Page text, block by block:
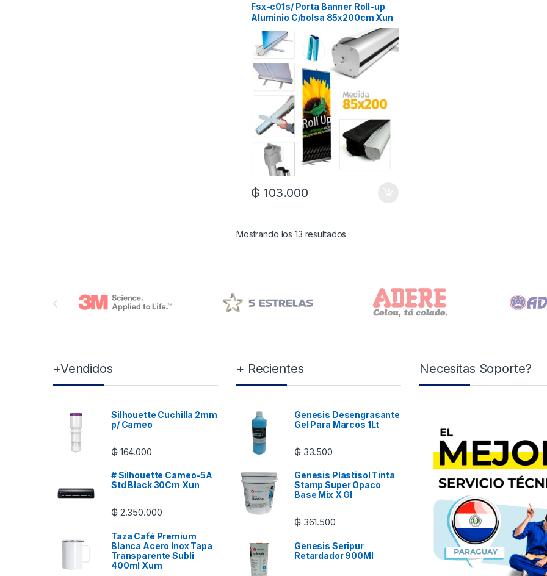
Fsx-c01s/ Porta Banner Roll-up
Aluminio C/bolsa 85x200cm Xun
*NO REALIZAMOS LA IMPRESION*
₲ 103.000
Mostrando los 13 resultados
+Vendidos
Silhouette Cuchilla 2mm
p/ Cameo
₲ 164.000
# Silhouette Cameo-5A
Std Black 30Cm Xun
₲ 2.350.000
Taza Café Premium
Blanca Acero Inox Tapa
Transparente Subli
400ml Xum
+ Recientes
Genesis Desengrasante
Gel Para Marcos 1Lt
₲ 33.500
Genesis Plastisol Tinta
Stamp Super Opaco
Base Mix X Gl
₲ 361.500
Genesis Seripur
Retardador 900Ml
Necesitas Soporte?